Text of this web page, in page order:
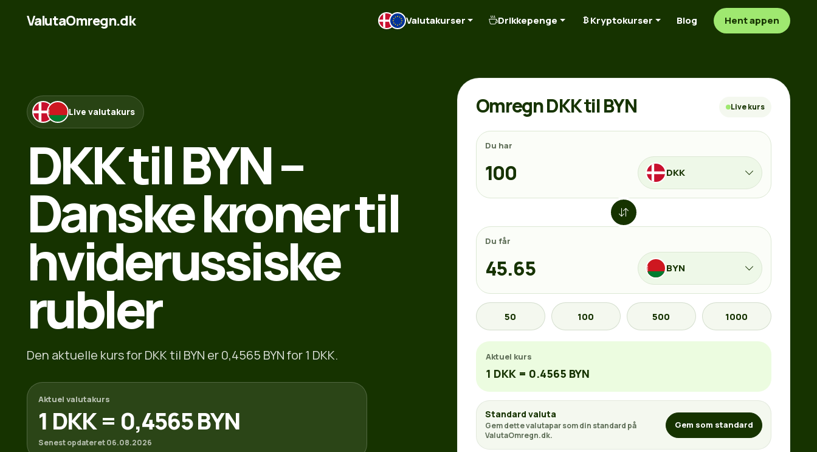
ValutaOmregn.dk Valutakurser Drikkepenge Kryptokurser Blog Hent appen
Live valutakurs
DKK til BYN –
Danske kroner til
hviderussiske
rubler
Den aktuelle kurs for DKK til BYN er 0,4565 BYN for 1 DKK.
Aktuel valutakurs
1 DKK = 0,4565 BYN
Senest opdateret 06.08.2026
Omregn DKK til BYN Live kurs
Du har
DKK
Du får
BYN
50 100 500 1000
Aktuel kurs
1 DKK = 0.4565 BYN
Standard valuta
Gem dette valutapar som din standard på
ValutaOmregn.dk.
Gem som standard